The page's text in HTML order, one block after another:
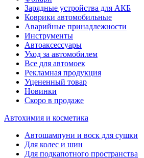
Зарядные устройства для АКБ
Коврики автомобильные
Аварийные принадлежности
Инструменты
Автоаксессуары
Уход за автомобилем
Все для автомоек
Рекламная продукция
Уцененный товар
Новинки
Скоро в продаже
Автохимия и косметика
Автошампуни и воск для сушки
Для колес и шин
Для подкапотного пространства